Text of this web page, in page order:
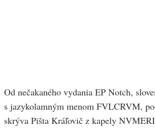
Od nečakaného vydania EP Notch,
s jazykolamným menom FVLCRVM,
skrýva Pišta Kráľovič z kapely